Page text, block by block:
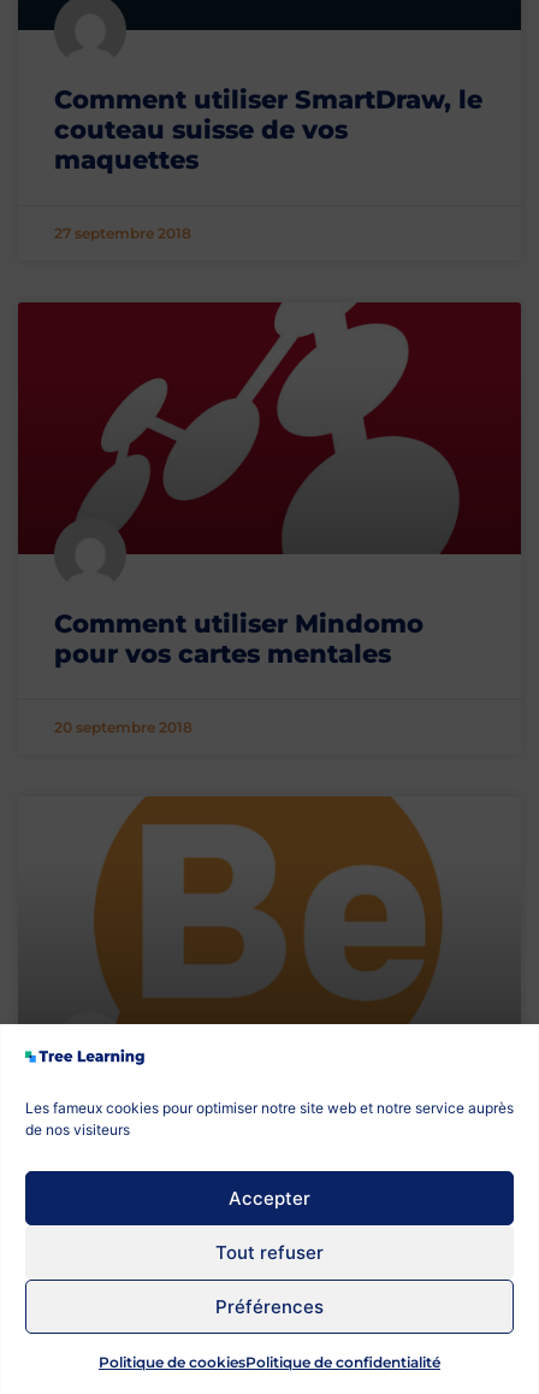
Les fameux cookies pour optimiser notre site web et notre service auprès
de nos visiteurs
Accepter
Tout refuser
Préférences
Politique de cookiesPolitique de confidentialité
Comment utiliser SmartDraw, le
couteau suisse de vos
maquettes
27 septembre 2018
Comment utiliser Mindomo
pour vos cartes mentales
20 septembre 2018
Comment utiliser Be Opinion,